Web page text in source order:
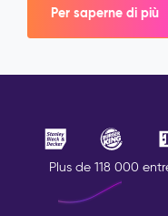
Per saperne di più
Plus de 118 000